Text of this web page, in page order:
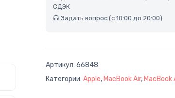
СДЭК
Задать вопрос (с 10:00 до 20:00)
Артикул: 66848
Категории: Apple, MacBook Air, MacBook